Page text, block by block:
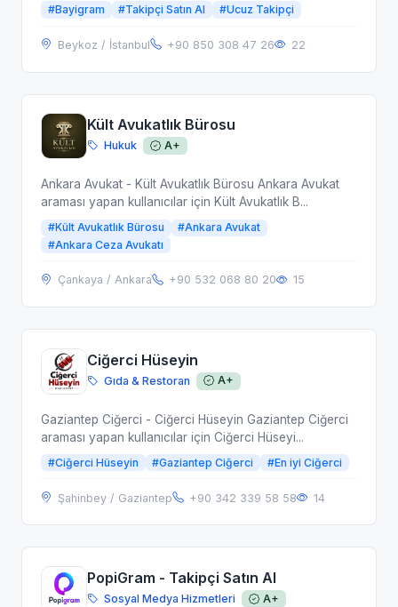
#Bayigram #Takipçi Satın Al #Ucuz Takipçi
Beykoz / İstanbul +90 850 308 47 26 22
Kült Avukatlık Bürosu
Hukuk A+
Ankara Avukat - Kült Avukatlık Bürosu Ankara Avukat
araması yapan kullanıcılar için Kült Avukatlık B...
#Kült Avukatlık Bürosu
#Ankara Avukat
#Ankara Ceza Avukatı
Çankaya / Ankara +90 532 068 80 20 15
Ciğerci Hüseyin
Gıda & Restoran A+
Gaziantep Ciğerci - Ciğerci Hüseyin Gaziantep Ciğerci
araması yapan kullanıcılar için Ciğerci Hüseyi...
#Ciğerci Hüseyin #Gaziantep Ciğerci #En iyi Ciğerci
Şahinbey / Gaziantep +90 342 339 58 58 14
PopiGram - Takipçi Satın Al
Sosyal Medya Hizmetleri A+